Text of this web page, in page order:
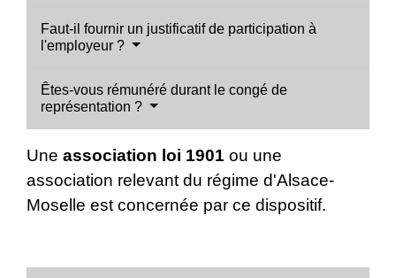
Faut-il fournir un justificatif de participation à
l'employeur ?
Êtes-vous rémunéré durant le congé de
représentation ?
Une association loi 1901 ou une
association relevant du régime d'Alsace-
Moselle est concernée par ce dispositif.